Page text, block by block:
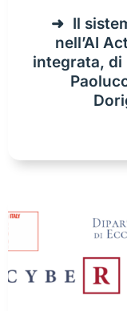
Il
nell’AI
integrata, di